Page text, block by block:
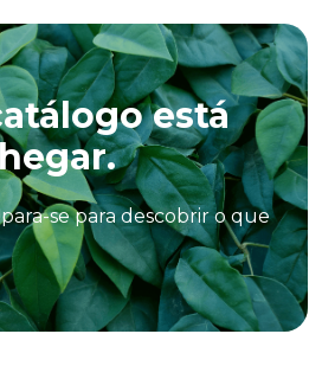
está
se para descobrir o que